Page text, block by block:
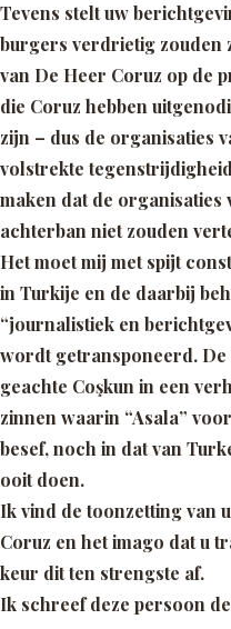
Tevens stelt uw
burgers verdrietig zouden
van De Heer Coruz op de
die Coruz hebben
zijn – dus de organisaties
volstrekte
maken dat de organisaties
achterban niet zouden
Het moet mij met spijt
in Turkije en de daarbij
“journalistiek en
wordt getransponeerd. De
geachte Coşkun in een
zinnen waarin “Asala”
besef, noch in dat van
ooit doen.
Ik vind de toonzetting van
Coruz en het imago dat u
keur dit ten strengste af.
Ik schreef deze persoon